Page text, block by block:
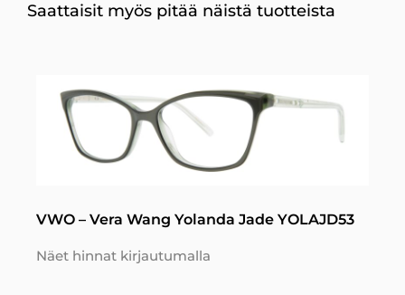
Saattaisit myös pitää näistä tuotteista
VWO – Vera Wang Yolanda Jade YOLAJD53
Näet hinnat kirjautumalla